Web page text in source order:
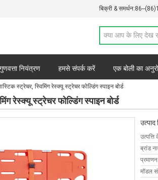
बिक्री & समर्थन:86--
गुणवत्ता नियंत्रण हमसे संपर्क करें एक बोली का
स्ट्रेचर, स्विमिंग रेस्क्यू स्ट्रेचर फोल्डिंग स्पाइन बोर्ड
रेस्क्यू स्ट्रेचर फोल्डिंग स्पाइन बोर्ड
उत्पाद
ब्रांड
प्रमाणन:
मॉडल